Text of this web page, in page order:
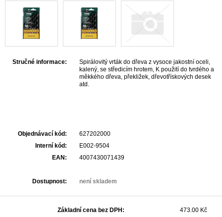
Stručné informace:
Spirálovitý vrták do dřeva z vysoce jakostní oceli,
kalený, se středicím hrotem, K použití do tvrdého a
měkkého dřeva, překližek, dřevotřískových desek
atd.
Objednávací kód:
627202000
Interní kód:
E002-9504
EAN:
4007430071439
Dostupnost: není skladem
Základní cena bez DPH: 473.00 Kč